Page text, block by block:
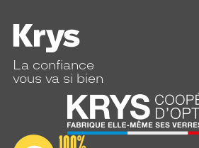
La confiance
vous va si bien